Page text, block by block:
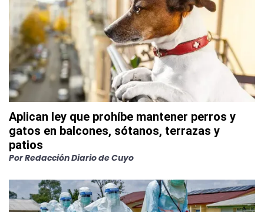
Aplican ley que prohíbe mantener perros y
gatos en balcones, sótanos, terrazas y
patios
PorRedacción Diario de Cuyo